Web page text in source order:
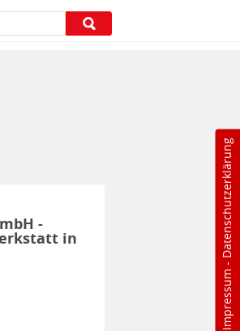
Impressum
-
Datenschutzerklärung
-
in